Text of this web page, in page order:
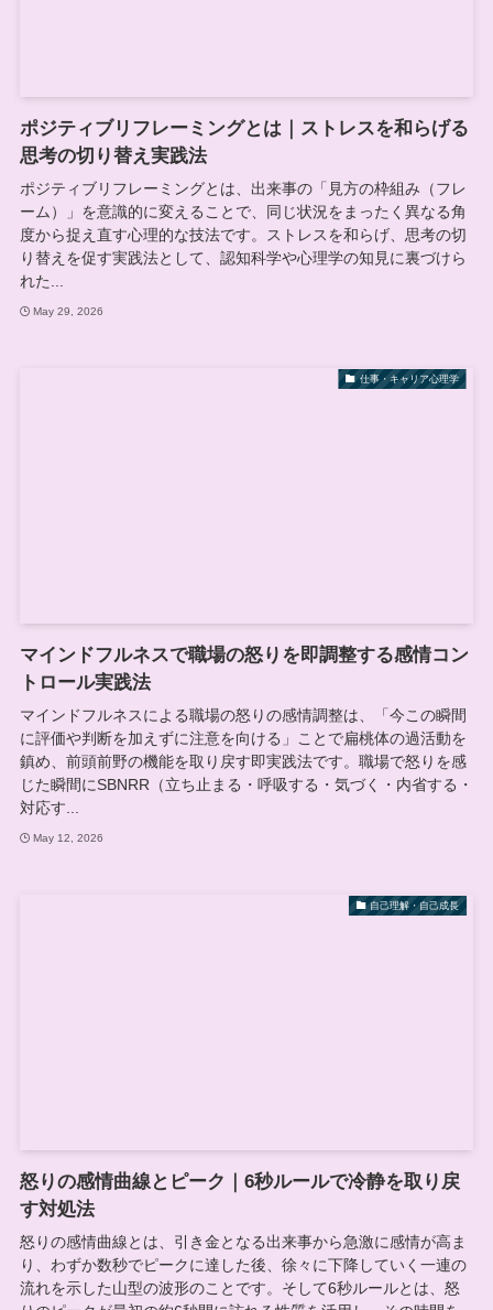
ポジティブリフレーミングとは｜ストレスを和らげる
思考の切り替え実践法
ポジティブリフレーミングとは、出来事の「見方の枠組み（フレ
ーム）」を意識的に変えることで、同じ状況をまったく異なる角
度から捉え直す心理的な技法です。ストレスを和らげ、思考の切
り替えを促す実践法として、認知科学や心理学の知見に裏づけら
れた...
May 29, 2026
仕事・キャリア心理学
マインドフルネスで職場の怒りを即調整する感情コン
トロール実践法
マインドフルネスによる職場の怒りの感情調整は、「今この瞬間
に評価や判断を加えずに注意を向ける」ことで扁桃体の過活動を
鎮め、前頭前野の機能を取り戻す即実践法です。職場で怒りを感
じた瞬間にSBNRR（立ち止まる・呼吸する・気づく・内省する・
対応す...
May 12, 2026
自己理解・自己成長
怒りの感情曲線とピーク｜6秒ルールで冷静を取り戻
す対処法
怒りの感情曲線とは、引き金となる出来事から急激に感情が高ま
り、わずか数秒でピークに達した後、徐々に下降していく一連の
流れを示した山型の波形のことです。そして6秒ルールとは、怒